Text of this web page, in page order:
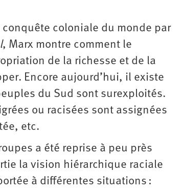
coloniale du monde par
, Marx montre comment le
de la richesse et de la
Encore aujourd’hui, il existe
du Sud sont surexploités.
ou racisées sont assignées
etc.
a été reprise à peu près
la vision hiérarchique raciale
à différentes situations :